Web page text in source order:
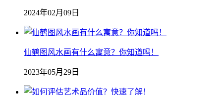
2024年02月09日
仙鹤图风水画有什么寓意？你知道吗！
2023年05月29日